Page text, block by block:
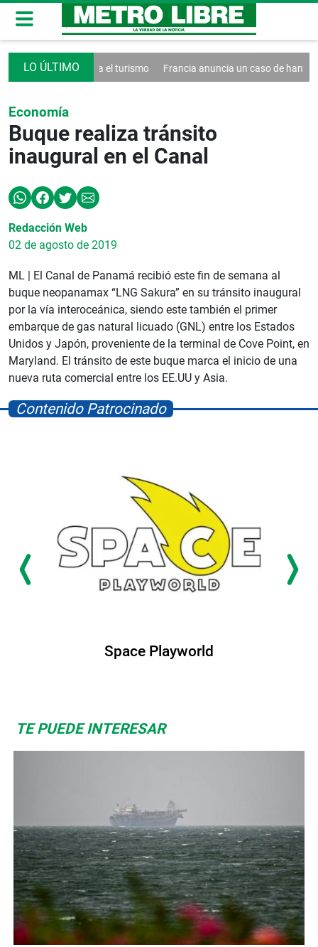
un decreto contra el turismo Francia anuncia un caso de hantavirus
Economía
Buque realiza tránsito
inaugural en el Canal
Redacción Web
02 de agosto de 2019
ML | El Canal de Panamá recibió este fin de semana al
buque neopanamax “LNG Sakura” en su tránsito inaugural
por la vía interoceánica, siendo este también el primer
embarque de gas natural licuado (GNL) entre los Estados
Unidos y Japón, proveniente de la terminal de Cove Point, en
Maryland. El tránsito de este buque marca el inicio de una
nueva ruta comercial entre los EE.UU y Asia.
Contenido Patrocinado
Space Playworld
TE PUEDE INTERESAR